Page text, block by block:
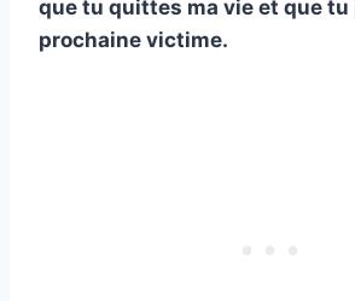
que tu quittes ma vie et que tu
prochaine victime.